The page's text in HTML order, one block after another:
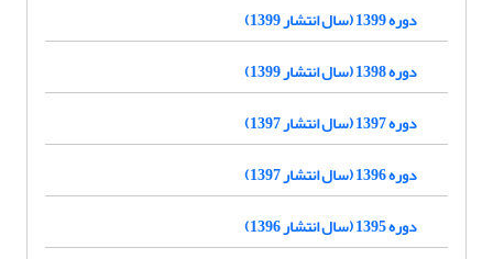
دوره 1399 (سال انتشار 1399)
دوره 1398 (سال انتشار 1399)
دوره 1397 (سال انتشار 1397)
دوره 1396 (سال انتشار 1397)
دوره 1395 (سال انتشار 1396)